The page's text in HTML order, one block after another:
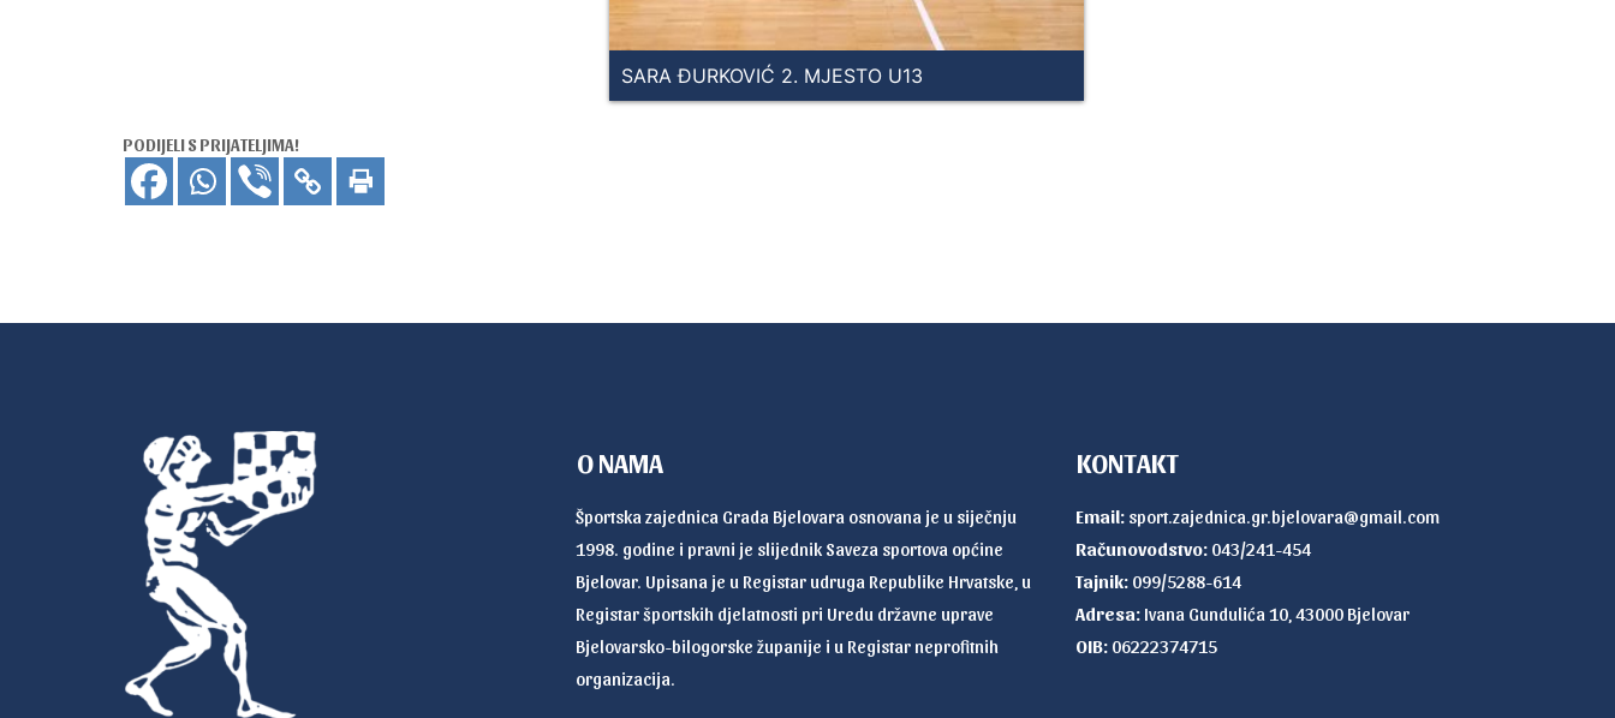
SARA ĐURKOVIĆ 2. MJESTO U13
PODIJELI S PRIJATELJIMA!
O NAMA
Športska zajednica Grada Bjelovara osnovana je u siječnju
1998. godine i pravni je slijednik Saveza sportova općine
Bjelovar. Upisana je u Registar udruga Republike Hrvatske, u
Registar športskih djelatnosti pri Uredu državne uprave
Bjelovarsko-bilogorske županije i u Registar neprofitnih
organizacija.
KONTAKT
Email: sport.zajednica.gr.bjelovara@gmail.com
Računovodstvo: 043/241-454
Tajnik: 099/5288-614
Adresa:Ivana Gundulića 10, 43000 Bjelovar
OIB:06222374715